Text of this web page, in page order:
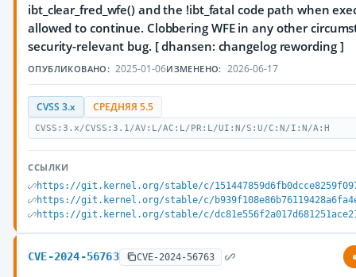
ibt_clear_fred_wfe() and the !ibt_fatal code path when
allowed to continue. Clobbering WFE in any other
security-relevant bug. [ dhansen: changelog rewording ]
ОПУБЛИКОВАНО: 2025-01-06ИЗМЕНЕНО: 2026-06-17
CVSS 3.x СРЕДНЯЯ 5.5
CVSS:3.x/CVSS:3.1/AV:L/AC:L/PR:L/UI:N/S:U/C:N/I:N/A:H
ССЫЛКИ
https://git.kernel.org/stable/c/
https://git.kernel.org/stable/c/
https://git.kernel.org/stable/c/
CVE-2024-56763 CVE-2024-56763